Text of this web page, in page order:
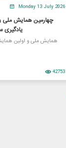
Monday 13 July 2026
چهارمین همایش ملی
همایش ملی و اولین
42753